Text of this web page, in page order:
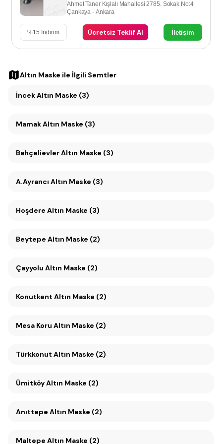
Ahmet Taner Kışlalı Mahallesi 2785. Sokak No:4
Çankaya - Ankara
%15 İndirim Ücretsiz Teklif Al İletişim
Altın Maske ile İlgili Semtler
İncek Altın Maske (3)
Mamak Altın Maske (3)
Bahçelievler Altın Maske (3)
A.Ayrancı Altın Maske (3)
Hoşdere Altın Maske (3)
Beytepe Altın Maske (2)
Çayyolu Altın Maske (2)
Konutkent Altın Maske (2)
Mesa Koru Altın Maske (2)
Türkkonut Altın Maske (2)
Ümitköy Altın Maske (2)
Anıttepe Altın Maske (2)
Maltepe Altın Maske (2)